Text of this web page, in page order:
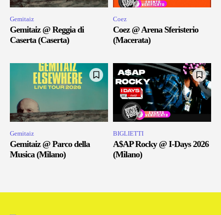
Gemitaiz
Gemitaiz @ Reggia di
Caserta (Caserta)
Coez
Coez @ Arena Sferisterio
(Macerata)
Gemitaiz
Gemitaiz @ Parco della
Musica (Milano)
BIGLIETTI
A$AP Rocky @ I-Days 2026
(Milano)